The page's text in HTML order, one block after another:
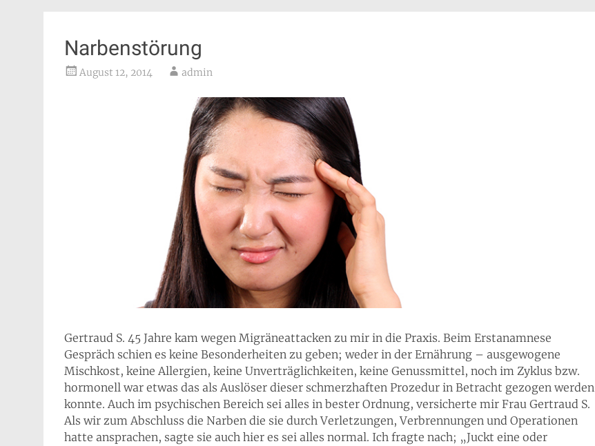
Narbenstörung
August 12, 2014 admin
Gertraud S. 45 Jahre kam wegen Migräneattacken zu mir in die Praxis. Beim Erstanamnese
Gespräch schien es keine Besonderheiten zu geben; weder in der Ernährung – ausgewogene
Mischkost, keine Allergien, keine Unverträglichkeiten, keine Genussmittel, noch im Zyklus bzw.
hormonell war etwas das als Auslöser dieser schmerzhaften Prozedur in Betracht gezogen werden
konnte. Auch im psychischen Bereich sei alles in bester Ordnung, versicherte mir Frau Gertraud S.
Als wir zum Abschluss die Narben die sie durch Verletzungen, Verbrennungen und Operationen
hatte ansprachen, sagte sie auch hier es sei alles normal. Ich fragte nach; „Juckt eine oder